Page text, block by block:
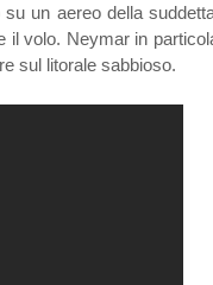
un aereo della
il volo. Neymar in
sul litorale sabbioso.